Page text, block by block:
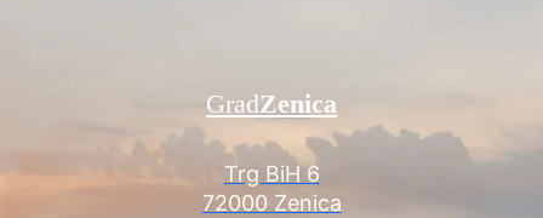
Trg BiH 6
72000 Zenica
GradZenica